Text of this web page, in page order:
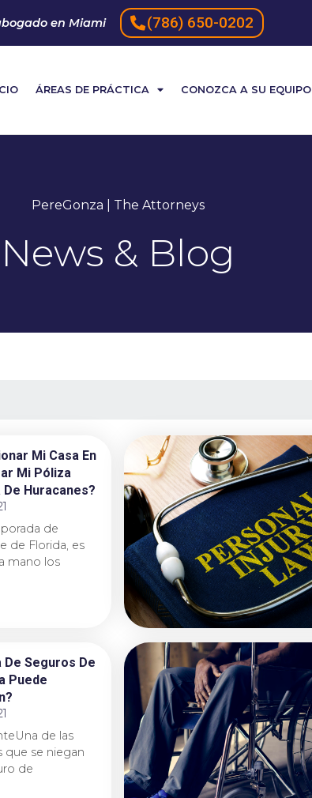
en Miami (786) 650-0202​
ÁREAS DE PRÁCTICA CONOZCA A SU EQUIPO
PereGonza | The Attorneys
News & Blog
Mi Casa En
Mi Póliza
Huracanes?
de
de Florida, es
mano los
De Seguros De
Puede
de las
que se niegan
de